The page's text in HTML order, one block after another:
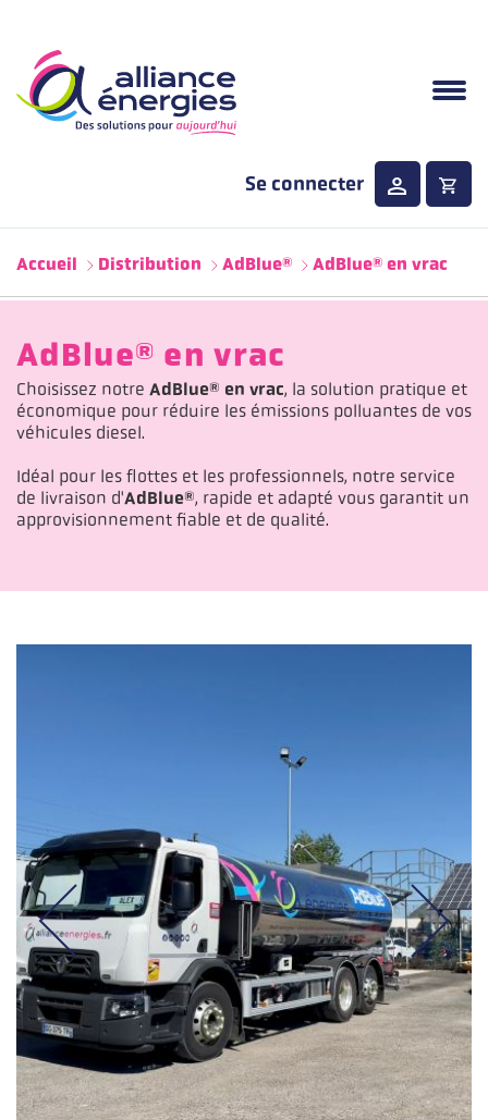
Se connecter
Accueil Distribution AdBlue® AdBlue® en vrac
AdBlue® en vrac
Choisissez notre AdBlue® en vrac, la solution pratique et
économique pour réduire les émissions polluantes de vos
véhicules diesel.
Idéal pour les flottes et les professionnels, notre service
de livraison d'AdBlue®, rapide et adapté vous garantit un
approvisionnement fiable et de qualité.